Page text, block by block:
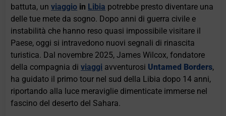
battuta, unviaggio in Libia potrebbe presto diventare una
delle tue mete da sogno. Dopo anni di guerra civile e
instabilità che hanno reso quasi impossibile visitare il
Paese, oggi si intravedono nuovi segnali di rinascita
turistica. Dal novembre 2025, James Wilcox, fondatore
della compagnia diviaggi avventurosi Untamed Borders,
ha guidato il primo tour nel sud della Libia dopo 14 anni,
riportando alla luce meraviglie dimenticate immerse nel
fascino del deserto del Sahara.